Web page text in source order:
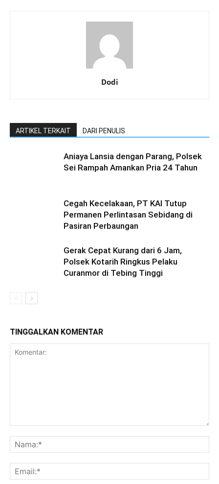
Dodi
ARTIKEL TERKAIT DARI PENULIS
Aniaya Lansia dengan Parang, Polsek
Sei Rampah Amankan Pria 24 Tahun
Cegah Kecelakaan, PT KAI Tutup
Permanen Perlintasan Sebidang di
Pasiran Perbaungan
Gerak Cepat Kurang dari 6 Jam,
Polsek Kotarih Ringkus Pelaku
Curanmor di Tebing Tinggi
TINGGALKAN KOMENTAR